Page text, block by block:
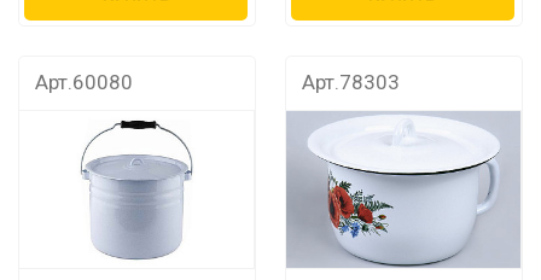
Арт.60080 Арт.78303